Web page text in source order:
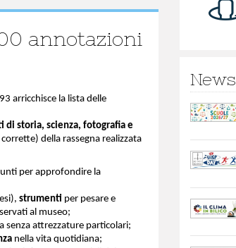
annotazioni
arricchisce la lista delle
di storia, scienza, fotografia e
della rassegna realizzata
per approfondire la
strumenti per pesare e
al museo;
senza attrezzature particolari;
nella vita quotidiana;
News